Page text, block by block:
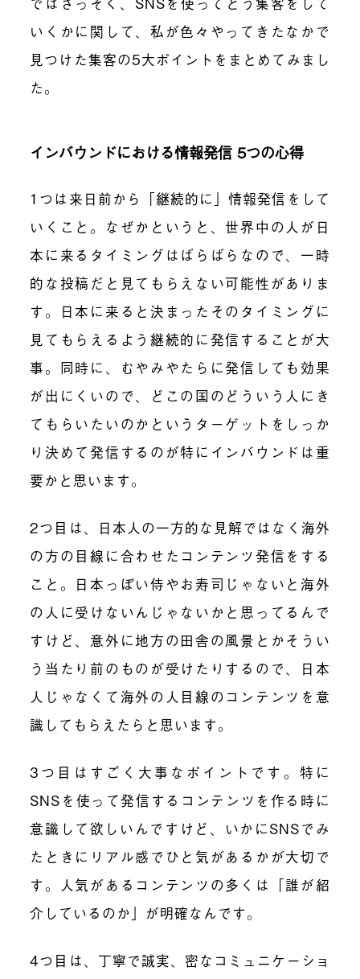
いくかに関して、私が色々やってきたなかで
見つけた集客の5大ポイントをまとめてみまし
た。
インバウンドにおける情報発信 5つの心得
1つは来日前から「継続的に」情報発信をして
いくこと。なぜかというと、世界中の人が日
本に来るタイミングはばらばらなので、一時
的な投稿だと見てもらえない可能性がありま
す。日本に来ると決まったそのタイミングに
見てもらえるよう継続的に発信することが大
事。同時に、むやみやたらに発信しても効果
が出にくいので、どこの国のどういう人にき
てもらいたいのかというターゲットをしっか
り決めて発信するのが特にインバウンドは重
要かと思います。
2つ目は、日本人の一方的な見解ではなく海外
の方の目線に合わせたコンテンツ発信をする
こと。日本っぽい侍やお寿司じゃないと海外
の人に受けないんじゃないかと思ってるんで
すけど、意外に地方の田舎の風景とかそうい
う当たり前のものが受けたりするので、日本
人じゃなくて海外の人目線のコンテンツを意
識してもらえたらと思います。
3つ目はすごく大事なポイントです。特に
SNSを使って発信するコンテンツを作る時に
意識して欲しいんですけど、いかにSNSでみ
たときにリアル感でひと気があるかが大切で
す。人気があるコンテンツの多くは「誰が紹
介しているのか」が明確なんです。
4つ目は、丁寧で誠実、密なコミュニケーショ